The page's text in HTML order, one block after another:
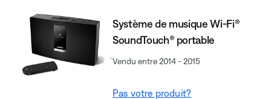
Système de musique Wi-Fi®
SoundTouch® portable
Vendu entre 2014 - 2015
Pas votre produit?